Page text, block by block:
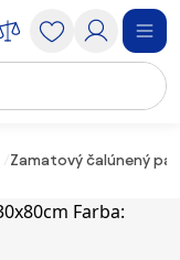
Zamatový čalúnený